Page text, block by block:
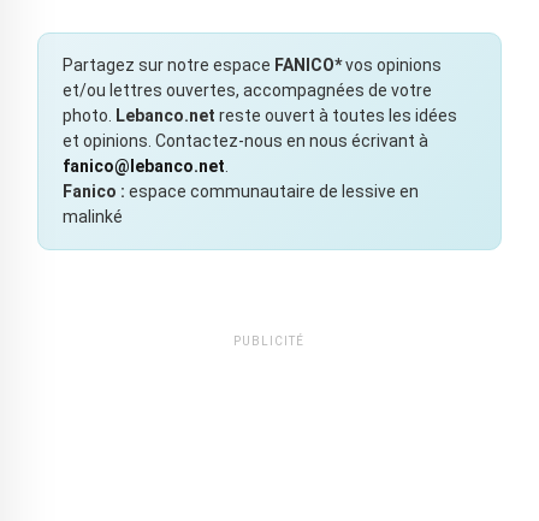
Partagez sur notre espace FANICO*vos opinions
et/ou lettres ouvertes, accompagnées de votre
photo.
Lebanco.net reste ouvert à toutes les idées
et opinions. Contactez-nous en nous écrivant à
fanico@lebanco.net
Fanico : espace communautaire de lessive en
malinké
PUBLICITÉ